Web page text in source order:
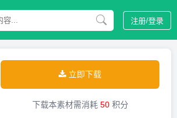
注册/登录
立即下载
下载本素材需消耗 50积分